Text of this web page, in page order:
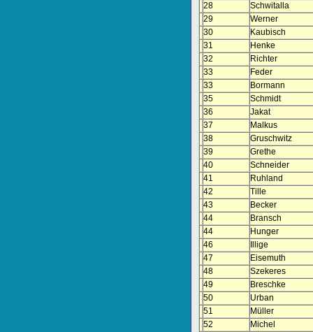
28
Schwitalla
29
Werner
30
Kaubisch
31
Henke
32
Richter
33
Feder
33
Bormann
35
Schmidt
36
Jakat
37
Malkus
38
Gruschwitz
39
Grethe
40
Schneider
41
Ruhland
42
Tille
43
Becker
44
Bransch
44
Hunger
46
Illige
47
Eisemuth
48
Szekeres
49
Breschke
50
Urban
51
Müller
52
Michel